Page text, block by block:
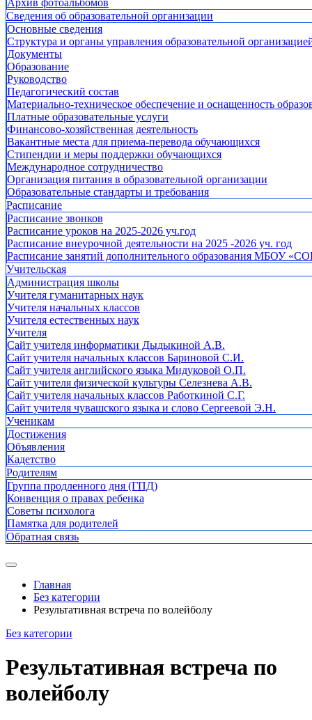
Архив фотоальбомов
Сведения об образовательной организации
Основные сведения
Структура и органы управления образовательной
Документы
Образование
Руководство
Педагогический состав
Материально-техническое обеспечение и оснащенность
Платные образовательные услуги
Финансово-хозяйственная деятельность
Вакантные места для приема-перевода обучающихся
Стипендии и меры поддержки обучающихся
Международное сотрудничество
Организация питания в образовательной организации
Образовательные стандарты и требования
Расписание
Расписание звонков
Расписание уроков на 2025-2026 уч.год
Расписание внеурочной деятельности на 2025 -2026 уч. год
Расписание занятий дополнительного образования МБОУ
Учительская
Администрация школы
Учителя гуманитарных наук
Учителя начальных классов
Учителя естественных наук
Учителя
Cайт учителя информатики Дыдыкиной А.В.
Сайт учителя начальных классов Бариновой С.И.
Сайт учителя английского языка Мидуковой О.П.
Сайт учителя физической культуры Селезнева А.В.
Сайт учителя начальных классов Работкиной С.Г.
Сайт учителя чувашского языка и слово Сергеевой Э.Н.
Ученикам
Достижения
Объявления
Кадетство
Родителям
Группа продленного дня (ГПД)
Конвенция о правах ребенка
Советы психолога
Памятка для родителей
Обратная связь
Главная
Без категории
Результативная встреча по волейболу
Без категории
Результативная встреча по
волейболу